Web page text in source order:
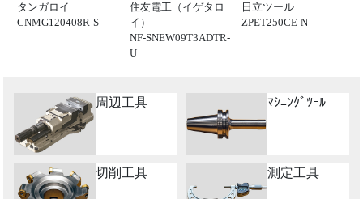
タンガロイ
CNMG120408R-S
住友電工（イゲタロ
イ）
NF-SNEW09T3ADTR-
U
日立ツール
ZPET250CE-N
周辺工具 ﾏｼﾆﾝｸﾞﾂｰﾙ
切削工具 測定工具